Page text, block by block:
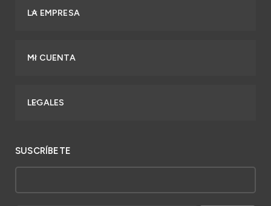
LA EMPRESA
MI CUENTA
LEGALES
SUSCRÍBETE